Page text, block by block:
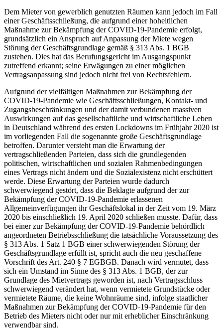
Dem Mieter von gewerblich genutzten Räumen kann jedoch im Fall
einer Geschäftsschließung, die aufgrund einer hoheitlichen
Maßnahme zur Bekämpfung der COVID-19-Pandemie erfolgt,
grundsätzlich ein Anspruch auf Anpassung der Miete wegen
Störung der Geschäftsgrundlage gemäß § 313 Abs. 1 BGB
zustehen. Dies hat das Berufungsgericht im Ausgangspunkt
zutreffend erkannt; seine Erwägungen zu einer möglichen
Vertragsanpassung sind jedoch nicht frei von Rechtsfehlern.
Aufgrund der vielfältigen Maßnahmen zur Bekämpfung der
COVID-19-Pandemie wie Geschäftsschließungen, Kontakt- und
Zugangsbeschränkungen und der damit verbundenen massiven
Auswirkungen auf das gesellschaftliche und wirtschaftliche Leben
in Deutschland während des ersten Lockdowns im Frühjahr 2020 ist
im vorliegenden Fall die sogenannte große Geschäftsgrundlage
betroffen. Darunter versteht man die Erwartung der
vertragschließenden Parteien, dass sich die grundlegenden
politischen, wirtschaftlichen und sozialen Rahmenbedingungen
eines Vertrags nicht ändern und die Sozialexistenz nicht erschüttert
werde. Diese Erwartung der Parteien wurde dadurch
schwerwiegend gestört, dass die Beklagte aufgrund der zur
Bekämpfung der COVID-19-Pandemie erlassenen
Allgemeinverfügungen ihr Geschäftslokal in der Zeit vom 19. März
2020 bis einschließlich 19. April 2020 schließen musste. Dafür, dass
bei einer zur Bekämpfung der COVID-19-Pandemie behördlich
angeordneten Betriebsschließung die tatsächliche Voraussetzung des
§ 313 Abs. 1 Satz 1 BGB einer schwerwiegenden Störung der
Geschäftsgrundlage erfüllt ist, spricht auch die neu geschaffene
Vorschrift des Art. 240 § 7 EGBGB. Danach wird vermutet, dass
sich ein Umstand im Sinne des § 313 Abs. 1 BGB, der zur
Grundlage des Mietvertrags geworden ist, nach Vertragsschluss
schwerwiegend verändert hat, wenn vermietete Grundstücke oder
vermietete Räume, die keine Wohnräume sind, infolge staatlicher
Maßnahmen zur Bekämpfung der COVID-19-Pandemie für den
Betrieb des Mieters nicht oder nur mit erheblicher Einschränkung
verwendbar sind.